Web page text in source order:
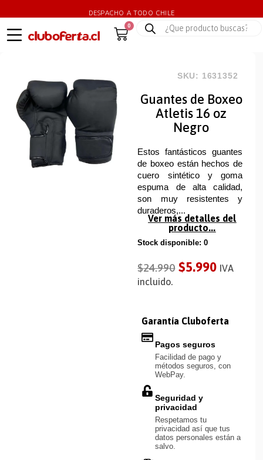
DESPACHO A TODO CHILE
0
SKU: 1631352
Guantes de Boxeo
Atletis 16 oz
Negro
Estos fantásticos guantes
de boxeo están hechos de
cuero sintético y goma
espuma de alta calidad,
son muy resistentes y
duraderos,...
Ver más detalles del
producto...
Stock disponible: 0
$24.990 $5.990 IVA
incluido.
Garantía Cluboferta
Pagos seguros
Facilidad de pago y
métodos seguros, con
WebPay.
Seguridad y
privacidad
Respetamos tu
privacidad así que tus
datos personales están a
salvo.